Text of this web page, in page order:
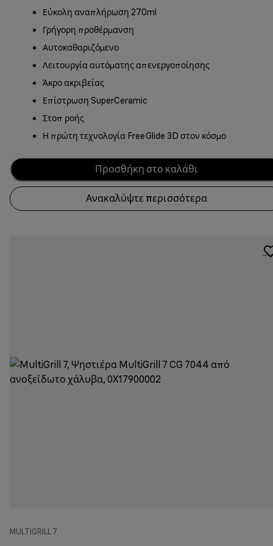
Εύκολη αναπλήρωση 270ml
Γρήγορη προθέρμανση
Αυτοκαθαριζόμενο
Λειτουργία αυτόματης απενεργοποίησης
Άκρο ακριβείας
Επίστρωση SuperCeramic
Στοπ ροής
Η πρώτη τεχνολογία FreeGlide 3D στον κόσμο
Προσθήκη στο καλάθι
Ανακαλύψτε περισσότερα
MULTIGRILL 7